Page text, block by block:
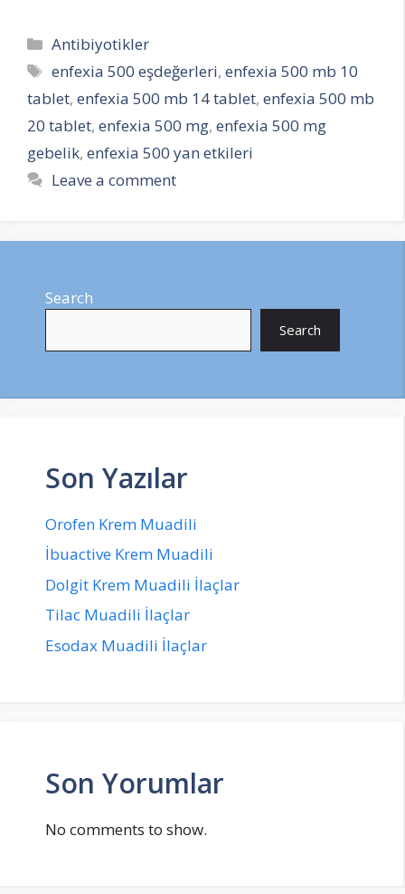
Categories
Antibiyotikler
Tags
enfexia 500 eşdeğerleri,enfexia 500 mb 10
tablet, enfexia 500 mb 14 tablet, enfexia 500 mb
20 tablet, enfexia 500 mg, enfexia 500 mg
gebelik, enfexia 500 yan etkileri
Leave a comment
Search
Search
Son Yazılar
Orofen Krem Muadili
İbuactive Krem Muadili
Dolgit Krem Muadili İlaçlar
Tilac Muadili İlaçlar
Esodax Muadili İlaçlar
Son Yorumlar
No comments to show.